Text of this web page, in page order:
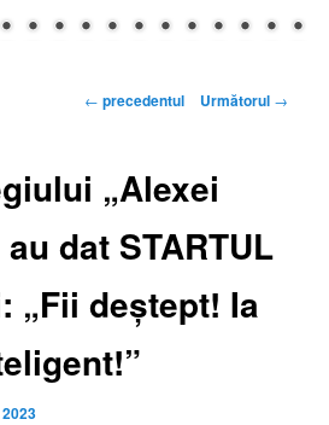
Navigare
← precedentul Următorul →
„Alexei
dat STARTUL
„Fii deștept! Ia